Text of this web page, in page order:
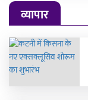
व्यापार